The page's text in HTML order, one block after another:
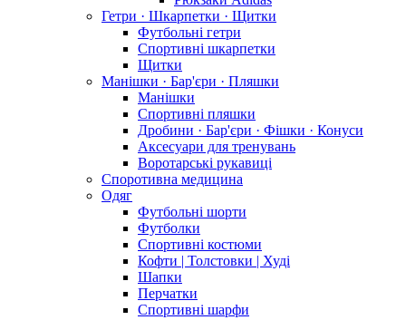
Гетри · Шкарпетки · Щитки
Футбольні гетри
Спортивні шкарпетки
Щитки
Манішки · Бар'єри · Пляшки
Манішки
Спортивні пляшки
Дробини · Бар'єри · Фішки · Конуси
Аксесуари для тренувань
Воротарські рукавиці
Споротивна медицина
Одяг
Футбольні шорти
Футболки
Спортивні костюми
Кофти | Толстовки | Худі
Шапки
Перчатки
Спортивні шарфи